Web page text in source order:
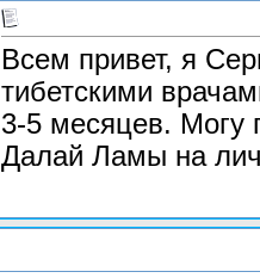
Всем привет, я
тибетскими
3-5 месяцев. Могу
Далай Ламы на